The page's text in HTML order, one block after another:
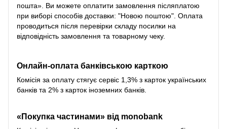
пошта». Ви можете оплатити замовлення післяплатою
при виборі способів доставки: "Новою поштою". Оплата
проводиться після перевірки складу посилки на
відповідність замовлення та товарному чеку.
Онлайн-оплата банківською карткою
Комісія за оплату стягує сервіс 1,3% з карток українських
банків та 2% з карток іноземних банків.
«Покупка частинами» від monobank